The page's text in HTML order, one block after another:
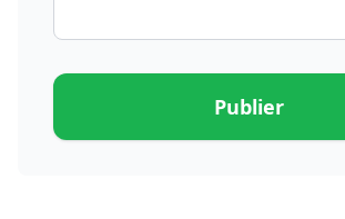
Publier